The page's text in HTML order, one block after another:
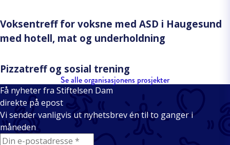
Voksentreff for voksne med ASD i Haugesund
med hotell, mat og underholdning
Pizzatreff og sosial trening
Se alle organisasjonens prosjekter
Få nyheter fra Stiftelsen Dam
direkte på epost
Vi sender vanligvis ut nyhetsbrev én til to ganger i
måneden
E-mail